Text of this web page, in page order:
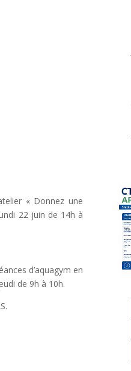
« Donnez une
22 juin de 14h à
d’aquagym en
de 9h à 10h.